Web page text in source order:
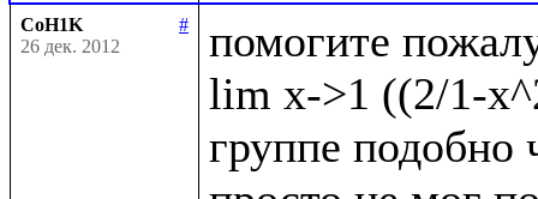
CoH1K
#
26 дек. 2012
помогите
lim x->1 ((2/1-
группе подобно